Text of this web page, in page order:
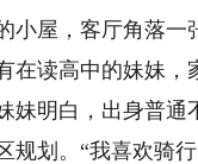
屋，客厅角落一
在读高中的妹妹
明白，出身普通
划。“我喜欢骑行